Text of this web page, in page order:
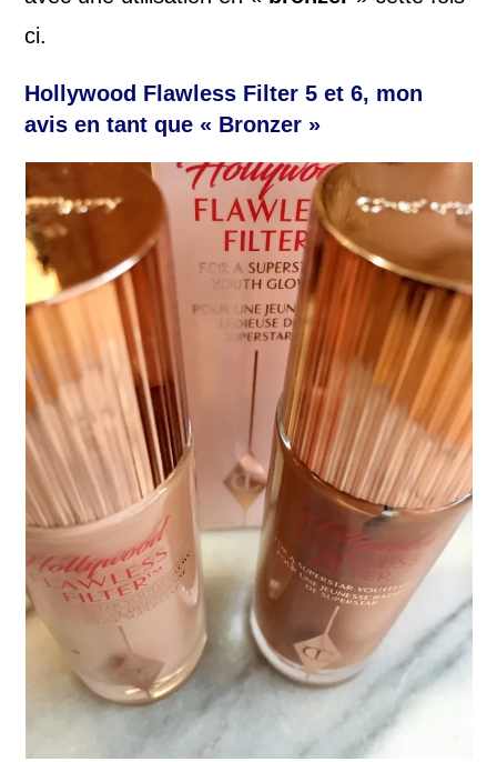
ci.
Hollywood Flawless Filter 5 et 6, mon
avis en tant que « Bronzer »